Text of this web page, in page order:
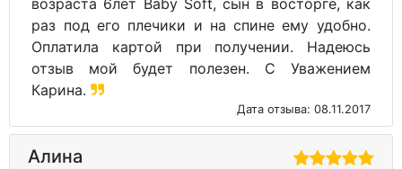
раз под его плечики и на спине ему удобно.
Оплатила картой при получении. Надеюсь
отзыв мой будет полезен. С Уважением
Карина.
Дата отзыва: 08.11.2017
Алина